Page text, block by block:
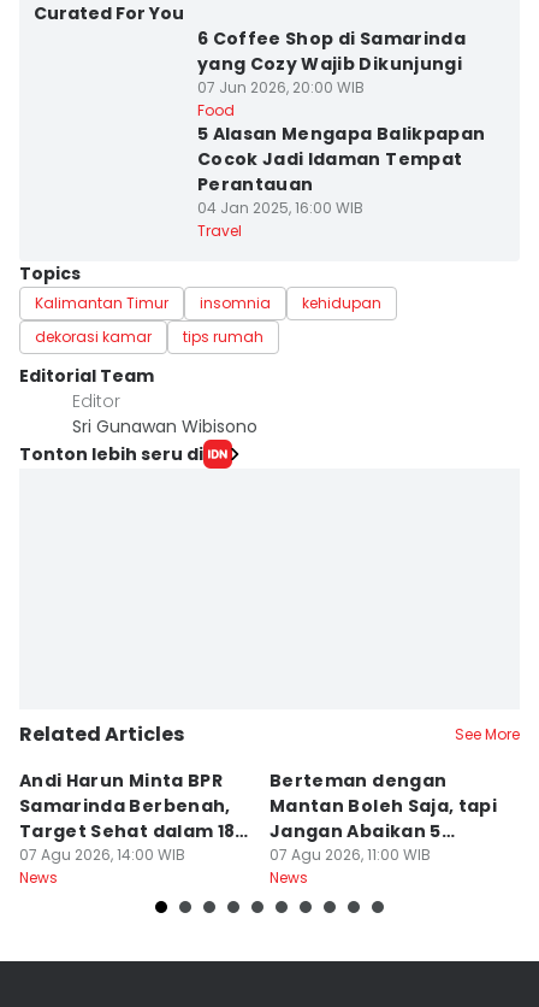
Curated For You
6 Coffee Shop di Samarinda
yang Cozy Wajib Dikunjungi
07 Jun 2026, 20:00 WIB
Food
5 Alasan Mengapa Balikpapan
Cocok Jadi Idaman Tempat
Perantauan
04 Jan 2025, 16:00 WIB
Travel
Topics
Kalimantan Timur insomnia
kehidupan
dekorasi kamar
tips rumah
Editorial Team
Editor
Sri Gunawan Wibisono
Tonton lebih seru di
Related Articles See More
Andi Harun Minta BPR
Samarinda Berbenah,
Target Sehat dalam 18
Bulan
07 Agu 2026, 14:00 WIB
News
Berteman dengan
Mantan Boleh Saja, tapi
Jangan Abaikan 5
Aturan Ini
07 Agu 2026, 11:00 WIB
News